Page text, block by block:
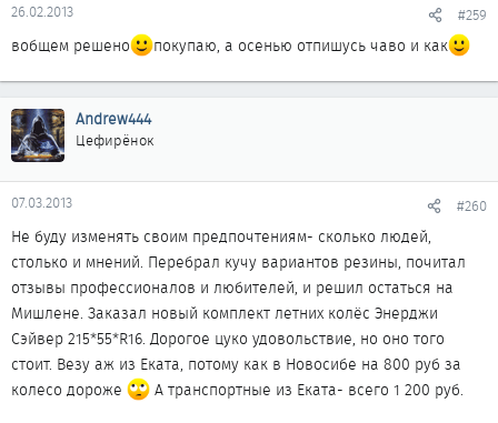
26.02.2013 #259
вобщем решено покупаю, а осенью отпишусь чаво и как
Andrew444
Цефирёнок
07.03.2013 #260
Не буду изменять своим предпочтениям- сколько людей,
столько и мнений. Перебрал кучу вариантов резины, почитал
отзывы профессионалов и любителей, и решил остаться на
Мишлене. Заказал новый комплект летних колёс Энерджи
Сэйвер 215*55*R16. Дорогое цуко удовольствие, но оно того
стоит. Везу аж из Еката, потому как в Новосибе на 800 руб за
колесо дороже
А транспортные из Еката- всего 1 200 руб.